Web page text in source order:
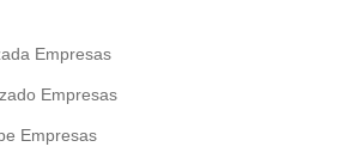
Empresas
Empresas
Empresas